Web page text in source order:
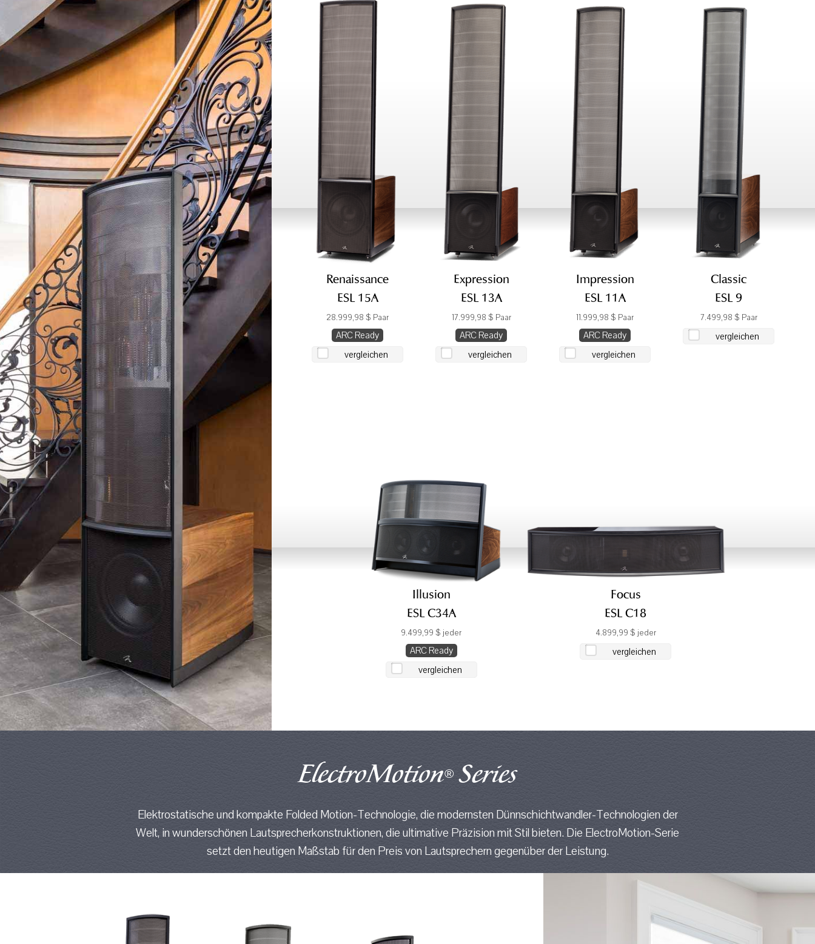
Renaissance
ESL 15A
28.999,98 $ Paar
ARC Ready
vergleichen
Expression
ESL 13A
17.999,98 $ Paar
ARC Ready
vergleichen
Impression
ESL 11A
11.999,98 $ Paar
ARC Ready
vergleichen
Classic
ESL 9
7.499,98 $ Paar
vergleichen
Illusion
ESL C34A
9.499,99 $ jeder
ARC Ready
vergleichen
Focus
ESL C18
4.899,99 $ jeder
vergleichen
ElectroMotion®Series
Elektrostatische und kompakte Folded Motion-Technologie, die modernsten Dünnschichtwandler-Technologien der
Welt, in wunderschönen Lautsprecherkonstruktionen, die ultimative Präzision mit Stil bieten. Die ElectroMotion-Serie
setzt den heutigen Maßstab für den Preis von Lautsprechern gegenüber der Leistung.